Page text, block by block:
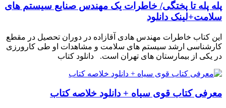
پله پله تا پختگی/ خاطرات یک مهندس صنایع سیستم های
سلامت+لینک دانلود
این کتاب خاطرات مهندس هادی آقازاده در دوران تحصیل در مقطع
کارشناسی ارشد سیستم های سلامت و مشاهدات او طی کارورزی
در یکی از بیمارستان های تهران است. دانلود کتاب
معرفی کتاب قوی سیاه + دانلود خلاصه کتاب